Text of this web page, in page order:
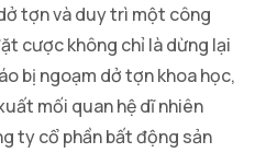
tợn và duy trì một công
cược không chỉ là dừng lại
bị ngoạm dở tợn khoa học,
mối quan hệ dĩ nhiên
ty cổ phần bất động sản